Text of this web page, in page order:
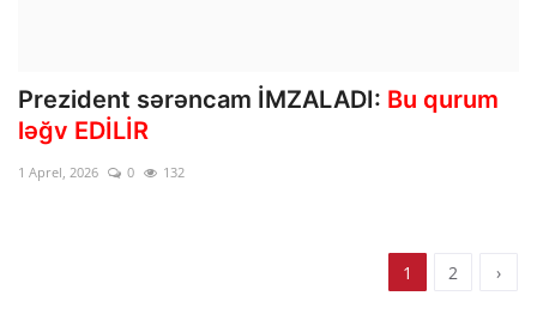
Prezident sərəncam İMZALADI: Bu qurum
ləğv EDİLİR
1 Aprel, 2026 0 132
1 2 ›